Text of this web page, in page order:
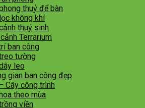
thuỷ để bàn
không khí
thuỷ sinh
Terrarium
ban công
tường
leo
gian ban công đẹp
Cây công trình
theo mùa
viền